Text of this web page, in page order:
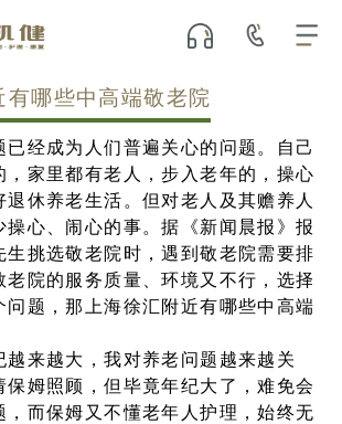
有哪些中高端敬老院
已经成为人们普遍关心的问题。自己
，家里都有老人，步入老年的，操心
退休养老生活。但对老人及其赡养人
操心、闹心的事。据《新闻晨报》报
生挑选敬老院时，遇到敬老院需要排
老院的服务质量、环境又不行，选择
问题，那上海徐汇附近有哪些中高端
越来越大，我对养老问题越来越关
保姆照顾，但毕竟年纪大了，难免会
，而保姆又不懂老年人护理，始终无